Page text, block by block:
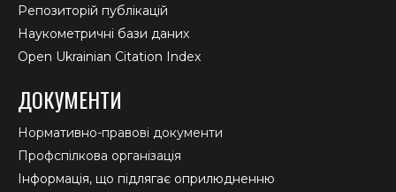
Репозиторій публікацій
Наукометричні бази даних
Open Ukrainian Citation Index
ДОКУМЕНТИ
Нормативно-правові документи
Профспілкова організація
Інформація, що підлягає оприлюдненню